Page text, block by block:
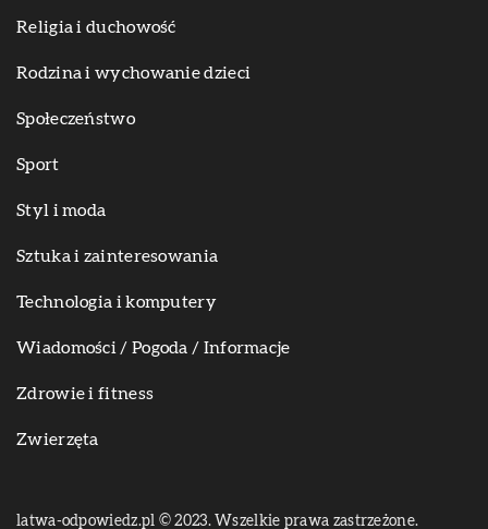
Religia i duchowość
Rodzina i wychowanie dzieci
Społeczeństwo
Sport
Styl i moda
Sztuka i zainteresowania
Technologia i komputery
Wiadomości / Pogoda / Informacje
Zdrowie i fitness
Zwierzęta
latwa-odpowiedz.pl © 2023. Wszelkie prawa zastrzeżone.